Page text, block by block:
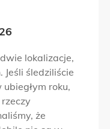
lokalizacje,
śledziliście
roku,
że